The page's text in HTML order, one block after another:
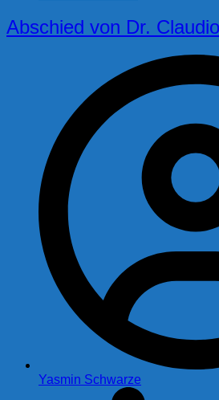
Abschied von Dr.
Yasmin Schwarze